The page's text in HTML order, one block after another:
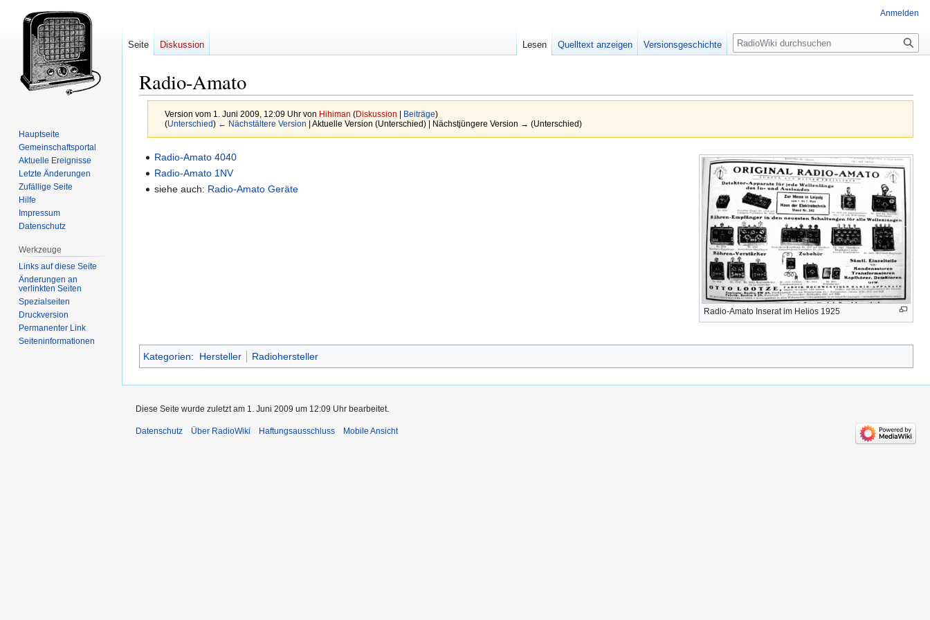
Radio-Amato
Version vom 1. Juni 2009, 12:09 Uhr von Hihiman (Diskussion Beiträge)
(Unterschied) ← Nächstältere Version | Aktuelle Version (Unterschied) | Nächstjüngere Version → (Unterschied)
Zur
Navigation
springen
Zur
Suche
springen
Radio-Amato Inserat im Helios 1925
Radio-Amato 4040
Radio-Amato 1NV
siehe auch: Radio-Amato Geräte
Kategorien: Hersteller Radiohersteller
Anmelden
Seite Diskussion Lesen Quelltext anzeigen Versionsgeschichte Suche
Hauptseite
Gemeinschafts­portal
Aktuelle Ereignisse
Letzte Änderungen
Zufällige Seite
Hilfe
Impressum
Datenschutz
Werkzeuge
Links auf diese Seite
Änderungen an
verlinkten Seiten
Spezialseiten
Druckversion
Permanenter Link
Seiten­­informationen
Diese Seite wurde zuletzt am 1. Juni 2009 um 12:09 Uhr bearbeitet.
Datenschutz Über RadioWiki Haftungsausschluss Mobile Ansicht